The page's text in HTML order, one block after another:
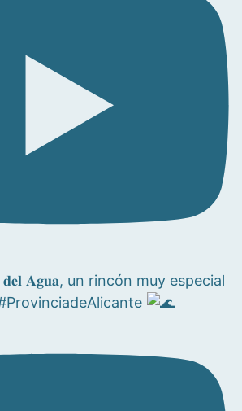
𝐝𝐞𝐥 𝐀𝐠𝐮𝐚, un rincón muy especial